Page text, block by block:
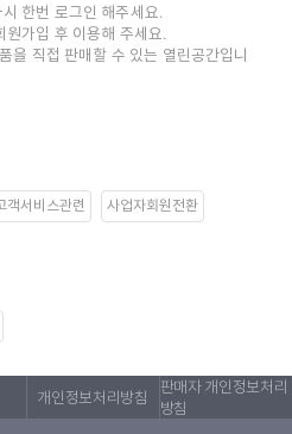
한번 로그인 해주세요.
원가입 후 이용해 주세요.
을 직접 판매할 수 있는 열린공간입니
객서비스관련 사업자회원전환
개인정보처리방침
판매자 개인정보처리
방침